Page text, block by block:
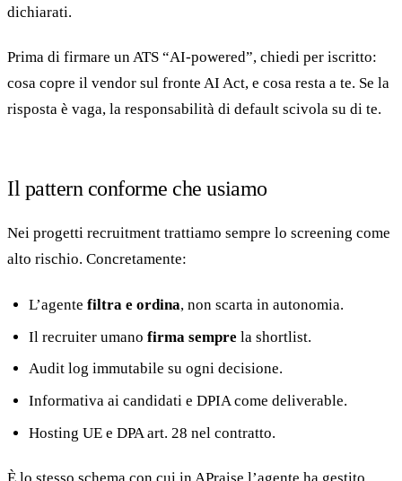
dichiarati.
Prima di firmare un ATS “AI-powered”, chiedi per iscritto:
cosa copre il vendor sul fronte AI Act, e cosa resta a te. Se la
risposta è vaga, la responsabilità di default scivola su di te.
Il pattern conforme che usiamo
Nei progetti recruitment trattiamo sempre lo screening come
alto rischio. Concretamente:
L’agente filtra e ordina, non scarta in autonomia.
Il recruiter umano firma sempre la shortlist.
Audit log immutabile su ogni decisione.
Informativa ai candidati e DPIA come deliverable.
Hosting UE e DPA art. 28 nel contratto.